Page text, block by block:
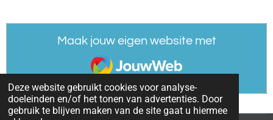
Deze website gebruikt cookies voor analyse-
doeleinden en/of het tonen van advertenties. Door
gebruik te blijven maken van de site gaat u hiermee
Maak jouw eigen website met
JouwWeb